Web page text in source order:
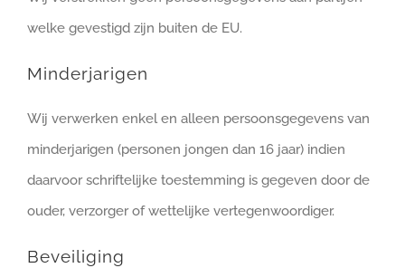
welke gevestigd zijn buiten de EU.
Minderjarigen
Wij verwerken enkel en alleen persoonsgegevens van
minderjarigen (personen jongen dan 16 jaar) indien
daarvoor schriftelijke toestemming is gegeven door de
ouder, verzorger of wettelijke vertegenwoordiger.
Beveiliging